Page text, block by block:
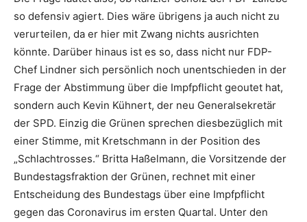
so defensiv agiert. Dies wäre übrigens ja auch nicht zu
verurteilen, da er hier mit Zwang nichts ausrichten
könnte. Darüber hinaus ist es so, dass nicht nur FDP-
Chef Lindner sich persönlich noch unentschieden in der
Frage der Abstimmung über die Impfpflicht geoutet hat,
sondern auch Kevin Kühnert, der neu Generalsekretär
der SPD. Einzig die Grünen sprechen diesbezüglich mit
einer Stimme, mit Kretschmann in der Position des
„Schlachtrosses.“ Britta Haßelmann, die Vorsitzende der
Bundestagsfraktion der Grünen, rechnet mit einer
Entscheidung des Bundestags über eine Impfpflicht
gegen das Coronavirus im ersten Quartal. Unter den